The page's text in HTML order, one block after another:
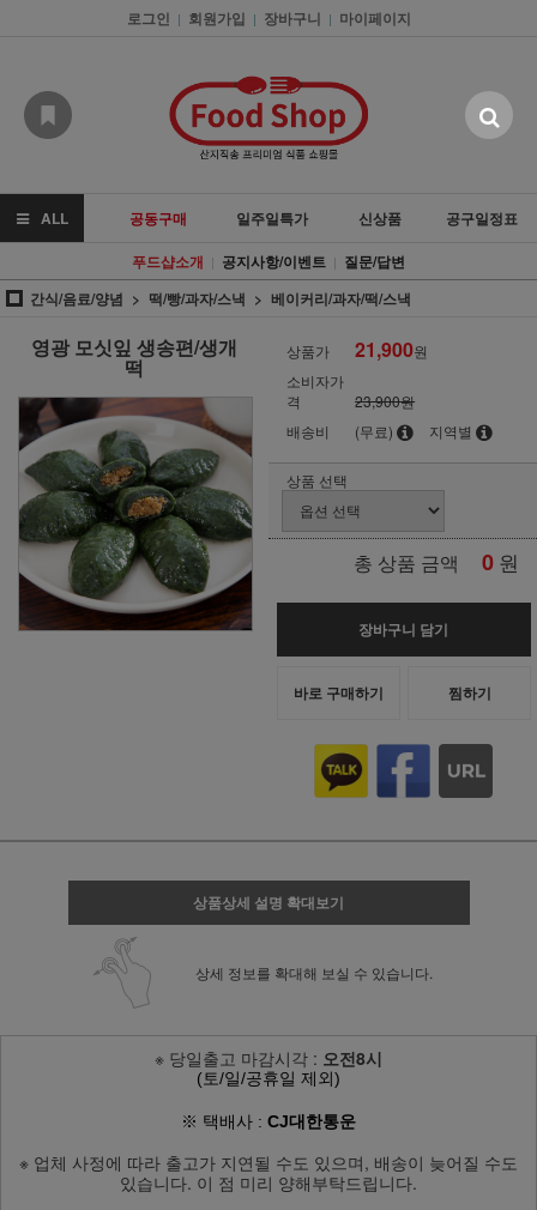
로그인 | 회원가입 | 장바구니 | 마이페이지
ALL 공동구매 일주일특가 신상품
공구일정표
푸드샵소개 | 공지사항/이벤트 | 질문/답변
간식/음료/양념
떡/빵/과자/스낵 베이커리/과자/떡/스낵
영광 모싯잎 생송편/생개
떡
상품가 21,900원
소비자가
격
23,900원
배송비
(무료) 지역별
상품 선택
총 상품 금액 0 원
장바구니 담기
바로 구매하기 찜하기
상품상세 설명 확대보기
상세 정보를 확대해 보실 수 있습니다.
※ 당일출고 마감시각 : 오전8시
(토/일/공휴일 제외)
※ 택배사 : CJ대한통운
※ 업체 사정에 따라 출고가 지연될 수도 있으며, 배송이 늦어질 수도
있습니다. 이 점 미리 양해부탁드립니다.